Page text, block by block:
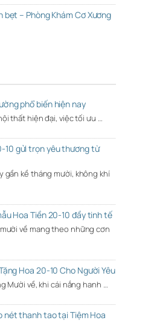
bẹt – Phòng Khám Cơ Xương
phổ biến hiện nay
thất hiện đại, việc tối ưu …
10 gửi trọn yêu thương từ
gần kề tháng mười, không khí
Hoa Tiền 20-10 đầy tinh tế
về mang theo những cơn
Hoa 20-10 Cho Người Yêu
Mười về, khi cái nắng hanh …
nét thanh tao tại Tiệm Hoa